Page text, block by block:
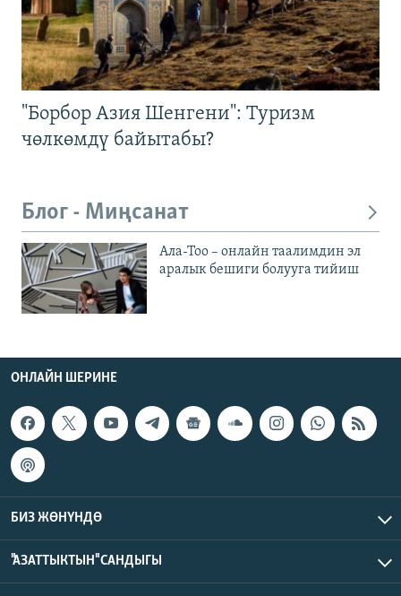
"Борбор Азия Шенгени": Туризм
чөлкөмдү байытабы?
Блог - Миңсанат
Ала-Тоо – онлайн таалимдин эл
аралык бешиги болууга тийиш
ОНЛАЙН ШЕРИНЕ
БИЗ ЖӨНҮНДӨ
"АЗАТТЫКТЫН" САНДЫГЫ